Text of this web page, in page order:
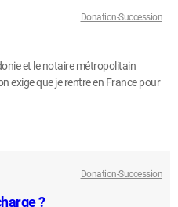
Donation-Succession
et le notaire métropolitain
exige que je rentre en France pour
Donation-Succession
?